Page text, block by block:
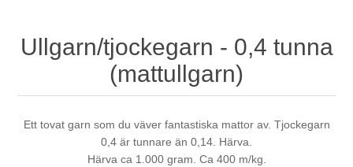
Ullgarn/tjockegarn - 0,4 tunna
(mattullgarn)
Ett tovat garn som du väver fantastiska mattor av. Tjockegarn
0,4 är tunnare än 0,14. Härva.
Härva ca 1.000 gram. Ca 400 m/kg.